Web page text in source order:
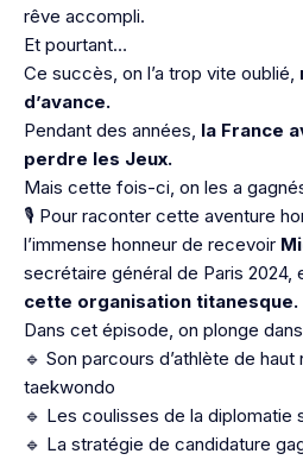
rêve accompli.
Et pourtant…
Ce succès, on l’a trop vite oublié,
d’avance.
Pendant des années, la France
perdre les Jeux.
Mais cette fois-ci, on les a
🎙️ Pour raconter cette aventure
l’immense honneur de recevoir
secrétaire général de Paris 2024,
cette organisation titanesque.
Dans cet épisode, on plonge
🔹 Son parcours d’athlète de
taekwondo
🔹 Les coulisses de la diplomatie
🔹 La stratégie de candidature